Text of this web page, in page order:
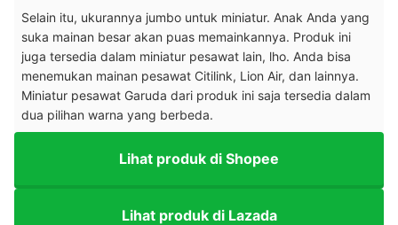
Selain itu, ukurannya jumbo untuk miniatur. Anak Anda yang
suka mainan besar akan puas memainkannya. Produk ini
juga tersedia dalam miniatur pesawat lain, lho. Anda bisa
menemukan mainan pesawat Citilink, Lion Air, dan lainnya.
Miniatur pesawat Garuda dari produk ini saja tersedia dalam
dua pilihan warna yang berbeda.
Lihat produk di Shopee
Lihat produk di Lazada